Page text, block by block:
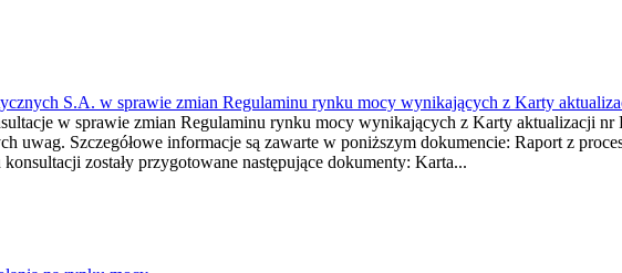
S.A. w sprawie zmian Regulaminu rynku mocy wynikających z Karty
w sprawie zmian Regulaminu rynku mocy wynikających z Karty aktualizacji
uwag. Szczegółowe informacje są zawarte w poniższym dokumencie: Raport z
zostały przygotowane następujące dokumenty: Karta...